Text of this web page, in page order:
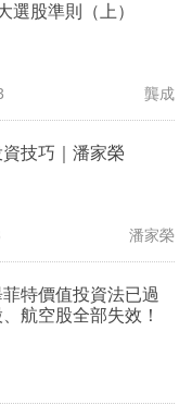
選股準則（上）
龔成
技巧｜潘家榮
潘家榮
特價值投資法已過
航空股全部失效！